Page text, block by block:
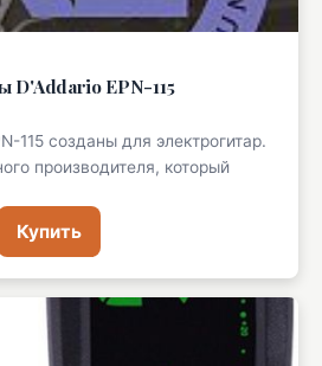
D'Addario EPN-115
115 созданы для электрогитар.
производителя, который
Купить